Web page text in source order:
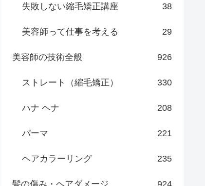
失敗しない縮毛矯正講座 38
美容師って仕事を考える 29
美容師の技術全般 926
ストレート（縮毛矯正） 330
ハナ ヘナ 208
パーマ 221
ヘアカラーリング 235